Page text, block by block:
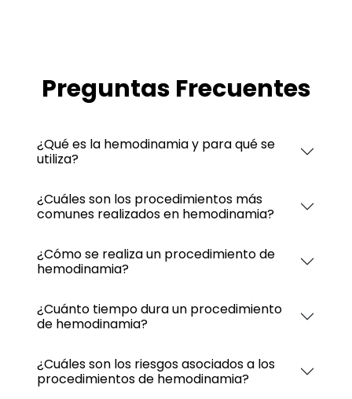
Preguntas Frecuentes
¿Qué es la hemodinamia y para qué se
utiliza?
¿Cuáles son los procedimientos más
comunes realizados en hemodinamia?
¿Cómo se realiza un procedimiento de
hemodinamia?
¿Cuánto tiempo dura un procedimiento
de hemodinamia?
¿Cuáles son los riesgos asociados a los
procedimientos de hemodinamia?